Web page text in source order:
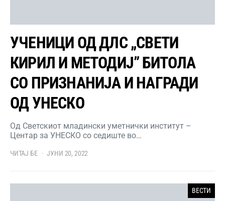
УЧЕНИЦИ ОД ДЛС „СВЕТИ
КИРИЛ И МЕТОДИЈ” БИТОЛА
СО ПРИЗНАНИЈА И НАГРАДИ
ОД УНЕСКО
Од Светскиот младински уметнички институт –
Центар за УНЕСКО со седиште во…
ЧИТАЈ БЕ ЈУНИ 20, 2022
ВЕСТИ